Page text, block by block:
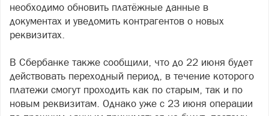
необходимо обновить платёжные данные в
документах и уведомить контрагентов о новых
реквизитах.
В Сбербанке также сообщили, что до 22 июня будет
действовать переходный период, в течение которого
платежи смогут проходить как по старым, так и по
новым реквизитам. Однако уже с 23 июня операции